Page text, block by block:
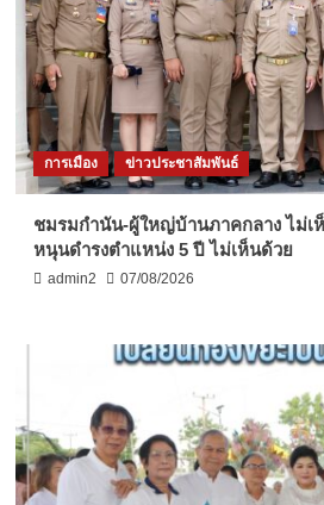
การเมือง ข่าวประชาสัมพันธ์
ชมรมกำนัน-ผู้ใหญ่บ้านภาคกลาง ไม่เ
หนุนดำรงตำแหน่ง 5 ปี ไม่เห็นด้วย
admin2 07/08/2026